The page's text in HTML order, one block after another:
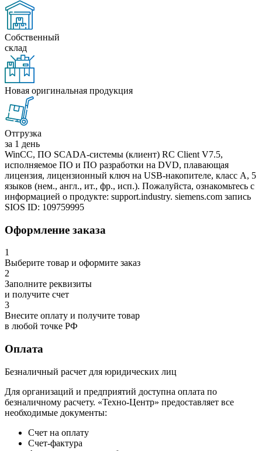
Собственный
склад
Новая оригинальная продукция
Отгрузка
за 1 день
WinCC, ПО SCADA-системы (клиент) RC Client V7.5,
исполняемое ПО и ПО разработки на DVD, плавающая
лицензия, лицензионный ключ на USB-накопителе, класс A, 5
языков (нем., англ., ит., фр., исп.). Пожалуйста, ознакомьтесь с
информацией о продукте: support.industry. siemens.com запись
SIOS ID: 109759995
Оформление заказа
1
Выберите товар и оформите заказ
2
Заполните реквизиты
и получите счет
3
Внесите оплату и получите товар
в любой точке РФ
Оплата
Безналичный расчет для юридических лиц
Для организаций и предприятий доступна оплата по
безналичному расчету. «Техно-Центр» предоставляет все
необходимые документы:
Счет на оплату
Счет-фактура